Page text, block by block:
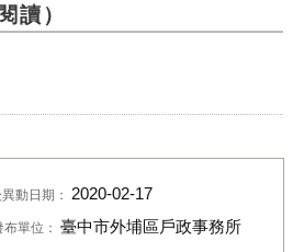
讀）
動日期： 2020-02-17
布單位： 臺中市外埔區戶政事務所